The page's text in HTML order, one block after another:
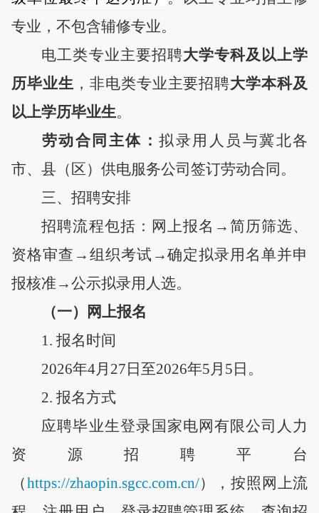
专业， 不包含辅修专业。
电工类专业主要招聘大学专科及以上学
历毕业生 ， 非电类专业主要招聘大学本科及
以上学历毕业生。
劳动合同主体 ：拟录用人员与冀北各
市、县（区）供电服务公司 签订劳动合同。
三、招聘安排
招聘流程包括：网上报名 →简历筛选、
资格审查 →组织考试→确定拟录用名单并申
报核准→公示拟录用人选。
（一）网上报名
1.报名时间
2026年4月 27 日至2026年5月 5 日。
2.报名方式
应聘毕业生登录国家电网有限公司人力
资源招聘平台
（https://zhaopin.sgcc.com.cn/）
，按照网上流